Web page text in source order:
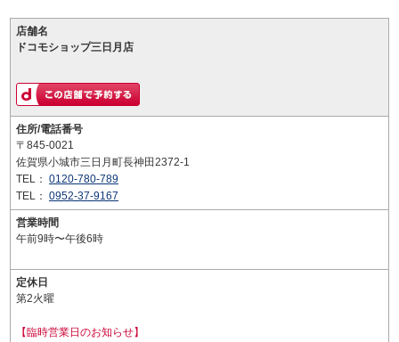
店舗名
ドコモショップ三日月店
住所/電話番号
〒845-0021
佐賀県小城市三日月町長神田2372-1
TEL： 0120-780-789
TEL： 0952-37-9167
営業時間
午前9時〜午後6時
定休日
第2火曜
【臨時営業日のお知らせ】